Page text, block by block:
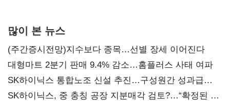
많이 본 뉴스
(주간증시전망)지수보다 종목…선별 장세 이어진다
대형마트 2분기 판매 9.4% 감소…홈플러스 사태 여파
SK하이닉스 통합노조 신설 추진…구성원간 성과급
불만 확산
SK하이닉스, 중 충칭 공장 지분매각 검토?…“확정된 바